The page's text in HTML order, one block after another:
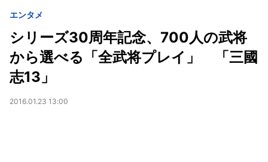
エンタメ
シリーズ30周年記念、700人の武将
から選べる「全武将プレイ」 「三國
志13」
2016.01.23 13:00